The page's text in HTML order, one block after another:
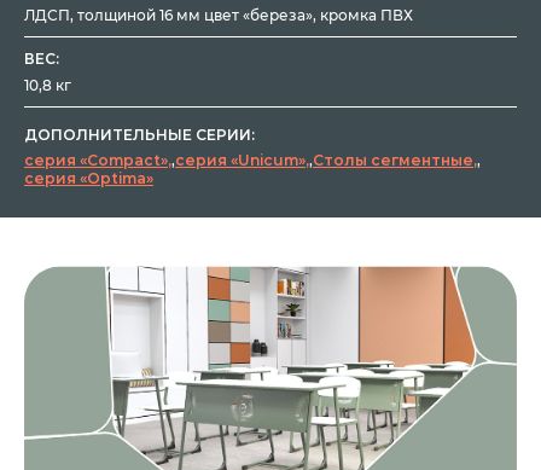
ЛДСП, толщиной 16 мм цвет «береза», кромка ПВХ
ВЕС:
10,8 кг
ДОПОЛНИТЕЛЬНЫЕ СЕРИИ:
серия «Compact» ,серия «Unicum» ,Столы сегментные ,
серия «Optima»